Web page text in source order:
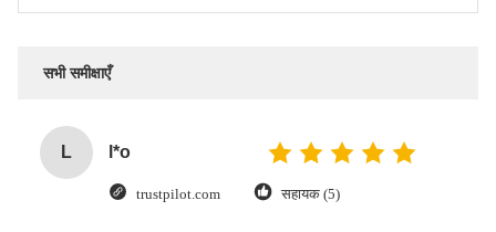
सभी समीक्षाएँ
L l*o
trustpilot.com सहायक (5)